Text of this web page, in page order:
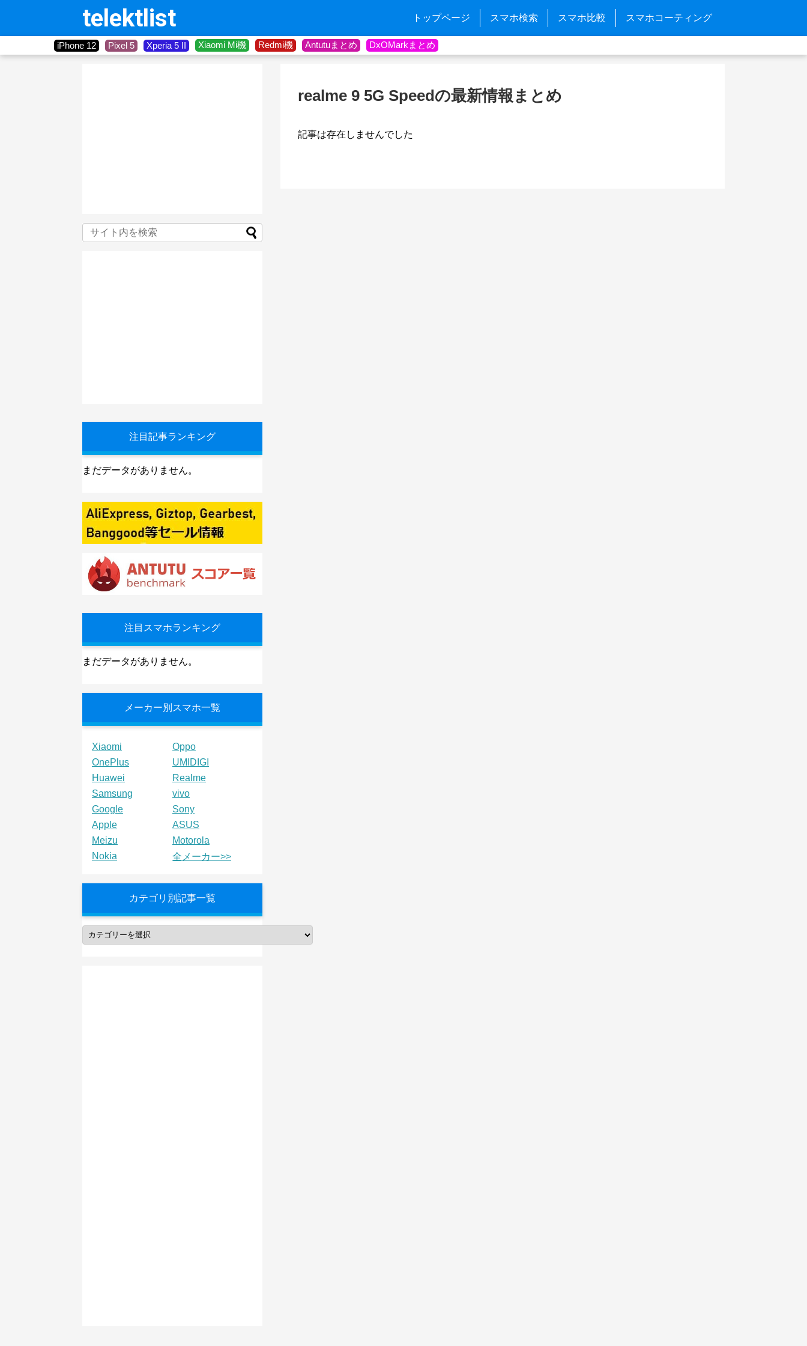
telektlist トップページ スマホ検索 スマホ比較 スマホコーティング
iPhone 12 Pixel 5 Xperia 5 II Xiaomi Mi機 Redmi機 Antutuまとめ DxOMarkまとめ
realme 9 5G Speedの最新情報まとめ
記事は存在しませんでした
注目記事ランキング
まだデータがありません。
注目スマホランキング
まだデータがありません。
メーカー別スマホ一覧
Xiaomi
Oppo
OnePlus
UMIDIGI
Huawei
Realme
Samsung
vivo
Google
Sony
Apple
ASUS
Meizu
Motorola
Nokia
全メーカー>>
カテゴリ別記事一覧